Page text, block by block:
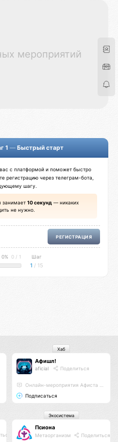
мероприятий
1 — Быстрый старт
с платформой и поможет быстро
регистрацию через телеграм-бота,
шагу.
занимает 10 секунд — никаких
не нужно.
РЕГИСТРАЦИЯ
0% 0 / 1 Шаг
1 / 15
Афишл!
aficial Поделиться
Онлайн-мероприятия Афиста Лаб
Подписаться
Хаб
Псиона
Метаорганизм Поделиться
Экосистема